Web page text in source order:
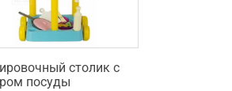
столик с
посуды